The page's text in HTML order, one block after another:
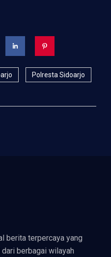
Polresta Sidoarjo
berita terpercaya yang
berbagai wilayah